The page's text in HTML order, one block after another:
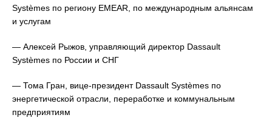
Systèmes по региону EMEAR, по международным альянсам
и услугам
— Алексей Рыжов, управляющий директор Dassault
Systèmes по России и СНГ
— Тома Гран, вице-президент Dassault Systèmes по
энергетической отрасли, переработке и коммунальным
предприятиям